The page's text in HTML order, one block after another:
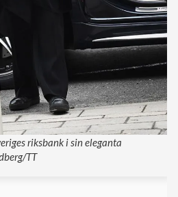
riksbank i sin eleganta
TT